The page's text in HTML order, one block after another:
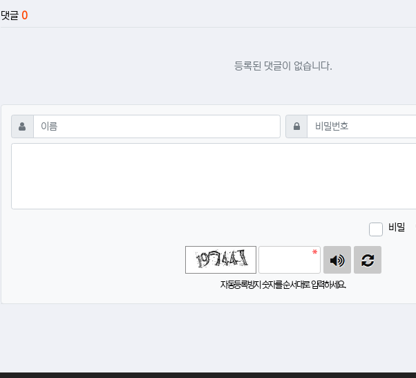
댓글 0
등록된 댓글이 없습니다.
댓글쓰기
이름 필수 비밀번호필수
비밀
자동등록방지 숫자를 순서대로 입력하세요.